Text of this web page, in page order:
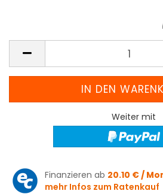
Weiter mit
Finanzieren ab 20.10 € /
mehr Infos zum Ratenkauf